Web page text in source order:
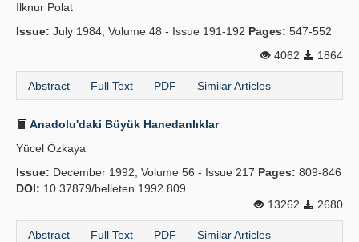
İlknur Polat
Issue: July 1984, Volume 48 - Issue 191-192 Pages: 547-552
4062
1864
Abstract Full Text PDF Similar Articles
Anadolu'daki Büyük Hanedanlıklar
Yücel Özkaya
Issue: December 1992, Volume 56 - Issue 217 Pages: 809-846
DOI: 10.37879/belleten.1992.809
13262
2680
Abstract Full Text PDF Similar Articles